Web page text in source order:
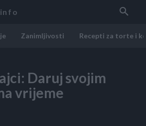
Zanimljivosti Recepti za torte i
Daruj svojim
vrijeme